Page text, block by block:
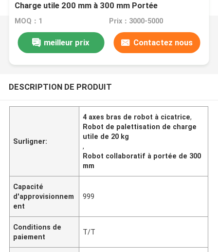
Charge utile 200 mm à 300 mm Portée
MOQ：1 Prix：3000-5000
meilleur prix Contactez nous
DESCRIPTION DE PRODUIT
Surligner:
4 axes bras de robot à cicatrice,
Robot de palettisation de charge
utile de 20 kg
,
Robot collaboratif à portée de 300
mm
Capacité
d'approvisionnem
ent
999
Conditions de
paiement
T/T